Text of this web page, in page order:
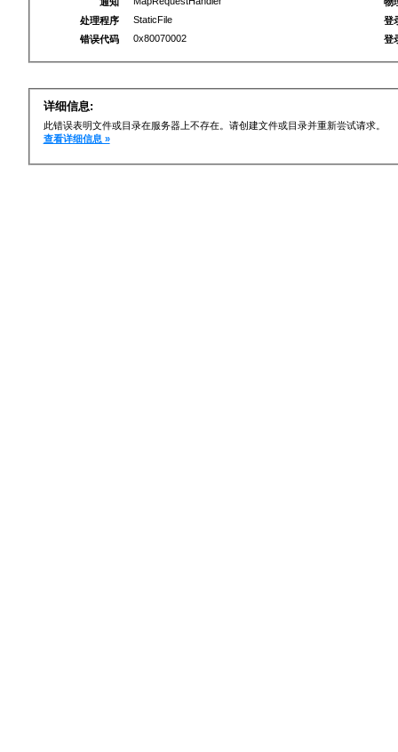
处理程序
StaticFile
错误代码
0x80070002
登
登
详细信息:
此错误表明文件或目录在服务器上不存在。请创建文件或目录并重新尝试请求。
查看详细信息 »